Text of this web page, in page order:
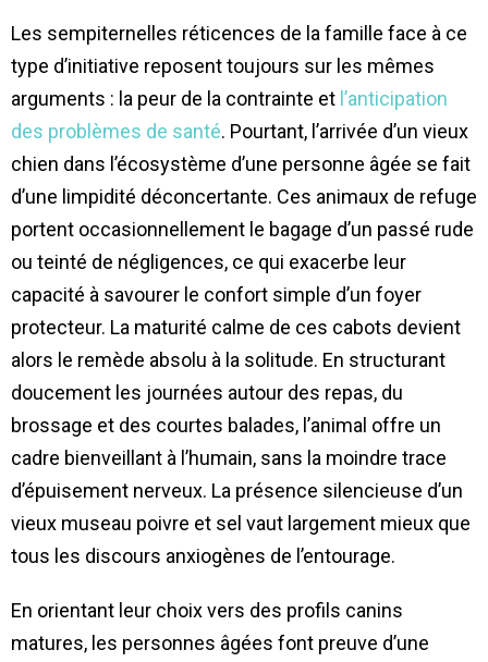
Les sempiternelles réticences de la famille face à ce
type d’initiative reposent toujours sur les mêmes
arguments : la peur de la contrainte et l’anticipation
des problèmes de santé. Pourtant, l’arrivée d’un vieux
chien dans l’écosystème d’une personne âgée se fait
d’une limpidité déconcertante. Ces animaux de refuge
portent occasionnellement le bagage d’un passé rude
ou teinté de négligences, ce qui exacerbe leur
capacité à savourer le confort simple d’un foyer
protecteur. La maturité calme de ces cabots devient
alors le remède absolu à la solitude. En structurant
doucement les journées autour des repas, du
brossage et des courtes balades, l’animal offre un
cadre bienveillant à l’humain, sans la moindre trace
d’épuisement nerveux. La présence silencieuse d’un
vieux museau poivre et sel vaut largement mieux que
tous les discours anxiogènes de l’entourage.
En orientant leur choix vers des profils canins
matures, les personnes âgées font preuve d’une